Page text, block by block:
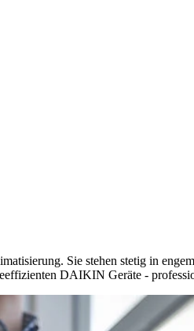
Sie stehen stetig in
DAIKIN Geräte -